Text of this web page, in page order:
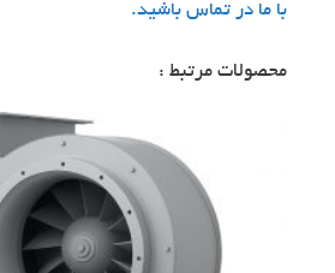
با ما در تماس باشید.
محصولات مرتبط :